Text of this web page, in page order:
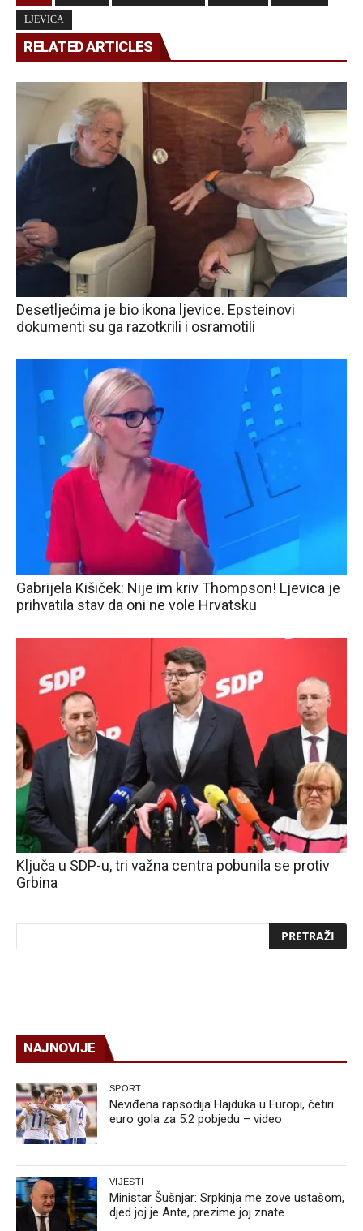
LJEVICA
RELATED ARTICLES
Desetljećima je bio ikona ljevice. Epsteinovi
dokumenti su ga razotkrili i osramotili
Gabrijela Kišiček: Nije im kriv Thompson! Ljevica je
prihvatila stav da oni ne vole Hrvatsku
Ključa u SDP-u, tri važna centra pobunila se protiv
Grbina
NAJNOVIJE
SPORT
Neviđena rapsodija Hajduka u Europi, četiri
euro gola za 5:2 pobjedu – video
VIJESTI
Ministar Šušnjar: Srpkinja me zove ustašom,
djed joj je Ante, prezime joj znate